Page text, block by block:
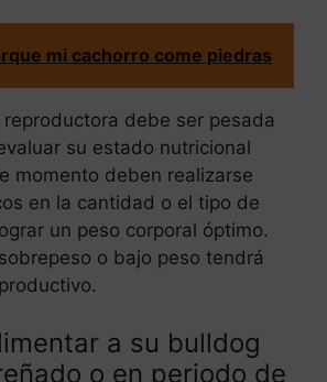
mi cachorro come piedras
debe ser pesada
su estado nutricional
momento deben realizarse
en la cantidad o el tipo de
un peso corporal óptimo.
o bajo peso tendrá
a su bulldog
o en periodo de